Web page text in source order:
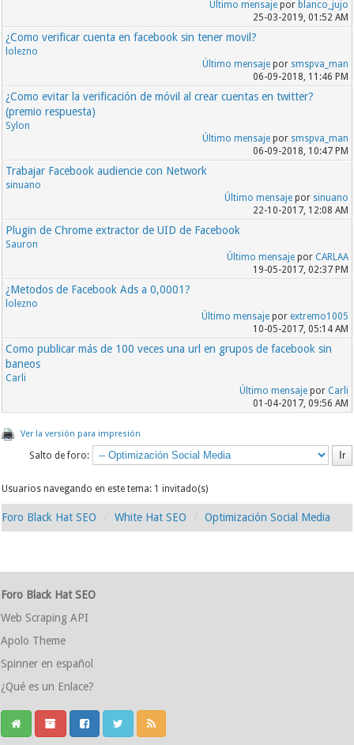
Último mensajepor blanco_jujo
25-03-2019, 01:52 AM
¿Como verificar cuenta en facebook sin tener movil?
lolezno
Último mensajepor smspva_man
06-09-2018, 11:46 PM
¿Como evitar la verificación de móvil al crear cuentas en twitter?
(premio respuesta)
Sylon
Último mensajepor smspva_man
06-09-2018, 10:47 PM
Trabajar Facebook audiencie con Network
sinuano
Último mensajepor sinuano
22-10-2017, 12:08 AM
Plugin de Chrome extractor de UID de Facebook
Sauron
Último mensajepor CARLAA
19-05-2017, 02:37 PM
¿Metodos de Facebook Ads a 0,0001?
lolezno
Último mensajepor extremo1005
10-05-2017, 05:14 AM
Como publicar más de 100 veces una url en grupos de facebook sin
baneos
Carli
Último mensajepor Carli
01-04-2017, 09:56 AM
Ver la versión para impresión
Salto de foro:
Usuarios navegando en este tema: 1 invitado(s)
Foro Black Hat SEO White Hat SEO Optimización Social Media
Foro Black Hat SEO
Web Scraping API
Apolo Theme
Spinner en español
¿Qué es un Enlace?